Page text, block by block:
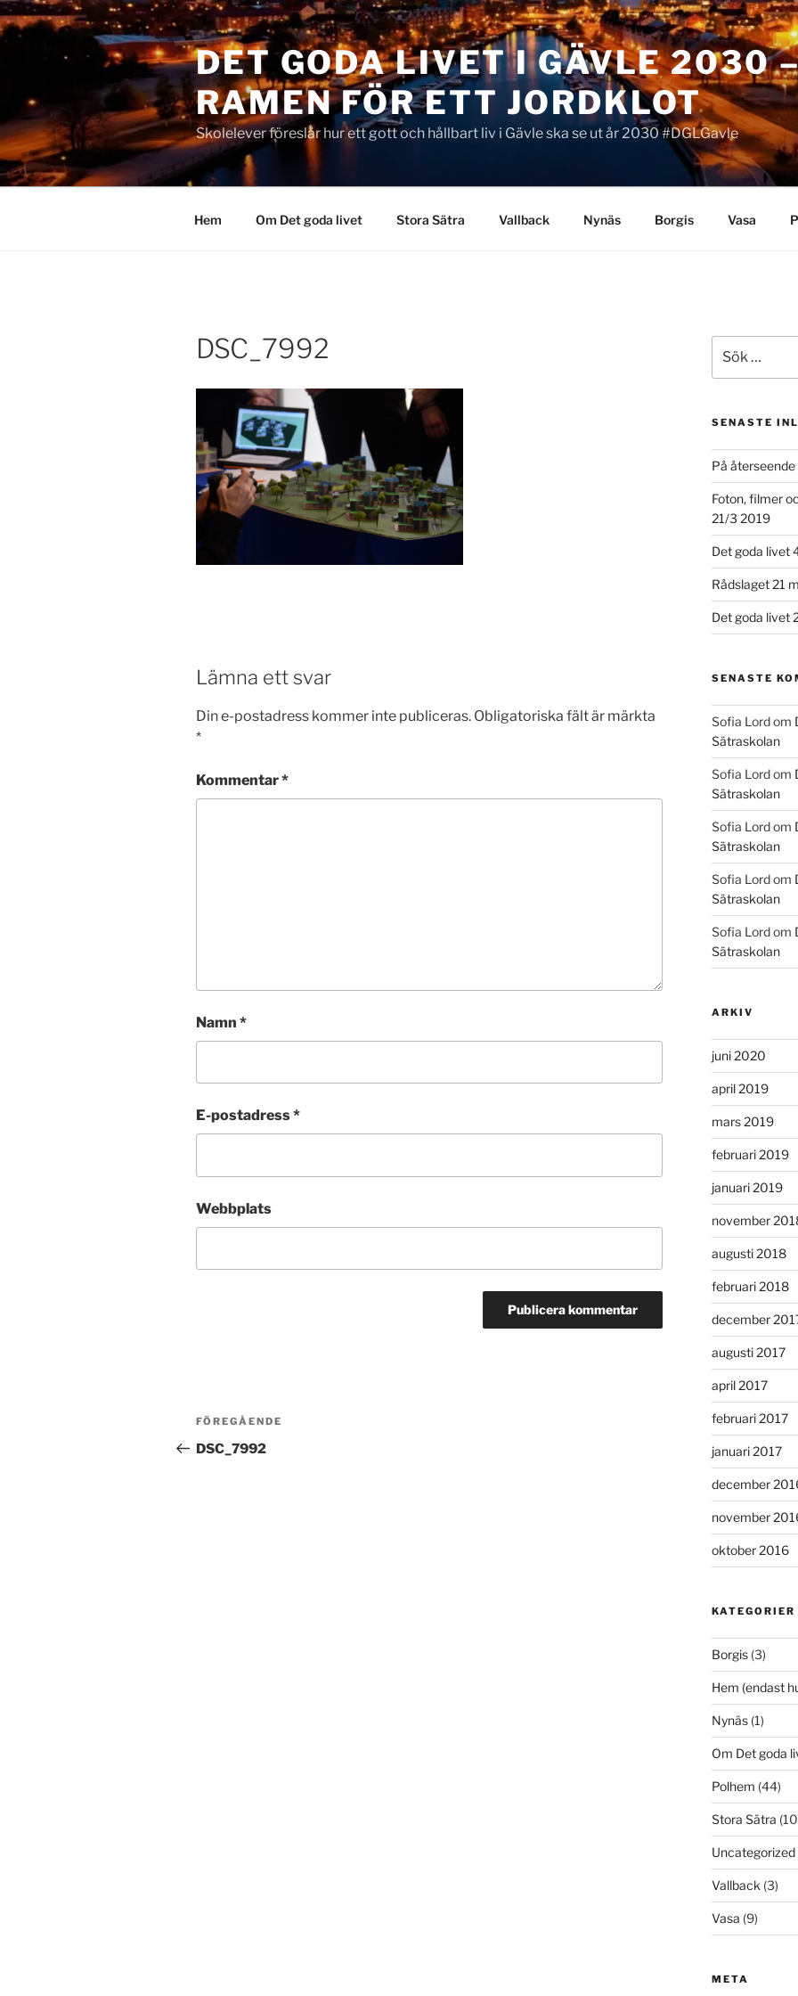
Hoppa
till
DET GODA LIVET I GÄVLE 2030
RAMEN FÖR ETT JORDKLOT
Skolelever föreslår hur ett gott och hållbart liv i Gävle ska se ut år 2030 #DGLGavle
Hem Om Det goda livet Stora Sätra Vallback Nynäs Borgis Vasa
DSC_7992
Lämna ett svar
Din e-postadress kommer inte publiceras. Obligatoriska fält är märkta
*
Kommentar*
Namn *
E-postadress*
Webbplats
Inläggsnavigering
Föregående
inlägg
FÖREGÅENDE
DSC_7992
efter:
SENASTE
På
Foton, filmer
21/3 2019
Det goda livet
Rådslaget 21
Det goda livet
SENASTE
Sofia Lordom
Sätraskolan
Sofia Lordom
Sätraskolan
Sofia Lordom
Sätraskolan
Sofia Lordom
Sätraskolan
Sofia Lordom
Sätraskolan
ARKIV
juni 2020
april 2019
mars 2019
februari 2019
januari 2019
november
augusti 2018
februari 2018
december
augusti 2017
april 2017
februari 2017
januari 2017
december
november
oktober 2016
KATEGORIER
Borgis(3)
Hem (endast
Nynäs(1)
Om Det goda
Polhem (44)
Stora Sätra
Uncategorized
Vallback (3)
Vasa (9)
META